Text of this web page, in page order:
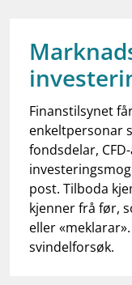
dashboardInformasjon
notifications_noneAbonner på
Finanstilsynet
enkeltpersonar
fondsdelar,
post. Tilboda
kjenner frå før,
eller
svindelforsøk.